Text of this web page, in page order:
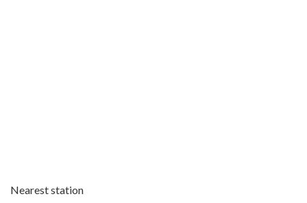
Nearest station